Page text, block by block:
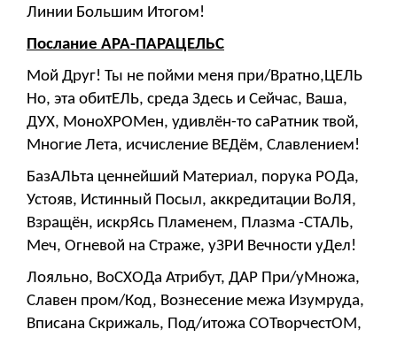
Линии Большим Итогом!
Послание АРА-ПАРАЦЕЛЬС
Мой Друг! Ты не пойми меня при/Вратно,ЦЕЛЬ
Но, эта обитЕЛЬ, среда Здесь и Сейчас, Ваша,
ДУХ, МоноХРОМен, удивлён-то саРатник твой,
Многие Лета, исчисление ВЕДём, Славлением!
БазАЛЬта ценнейший Материал, порука РОДа,
Устояв, Истинный Посыл, аккредитации ВоЛЯ,
Взращён, искрЯсь Пламенем, Плазма -СТАЛЬ,
Меч, Огневой на Страже, уЗРИ Вечности уДел!
Лояльно, ВоСХОДа Атрибут, ДАР При/уМножа,
Славен пром/Код, Вознесение межа Изумруда,
Вписана Скрижаль, Под/итожа СОТворчестОМ,